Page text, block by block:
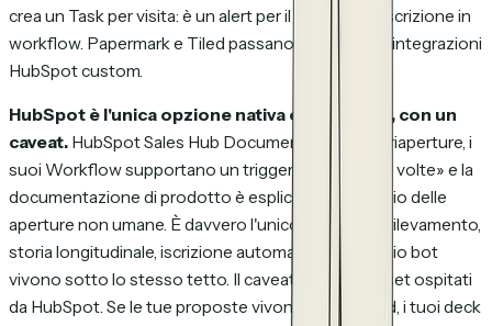
crea un Task per visita: è un alert per il rep, non un'iscrizione in
workflow. Papermark e Tiled passano per Zapier o integrazioni
HubSpot custom.
HubSpot è l'unica opzione nativa end-to-end, con un
caveat. HubSpot Sales Hub Documents traccia le riaperture, i
suoi Workflow supportano un trigger «URL visto 2 volte» e la
documentazione di prodotto è esplicita sul filtraggio delle
aperture non umane. È davvero l'unico CRM in cui rilevamento,
storia longitudinale, iscrizione automatica e filtraggio bot
vivono sotto lo stesso tetto. Il caveat: solo per asset ospitati
da HubSpot. Se le tue proposte vivono in DocSend, i tuoi deck